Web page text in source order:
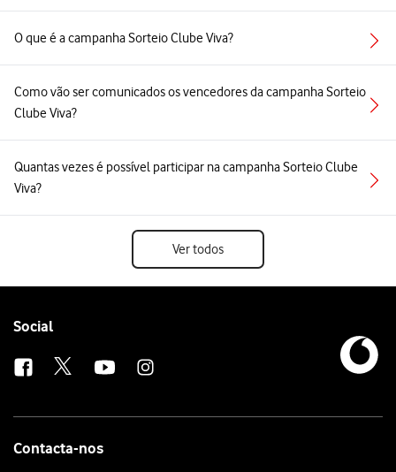
O que é a campanha Sorteio Clube Viva?
Como vão ser comunicados os vencedores da campanha Sorteio
Clube Viva?
Quantas vezes é possível participar na campanha Sorteio Clube
Viva?
Ver todos
Follow
Social
Contacta-nos